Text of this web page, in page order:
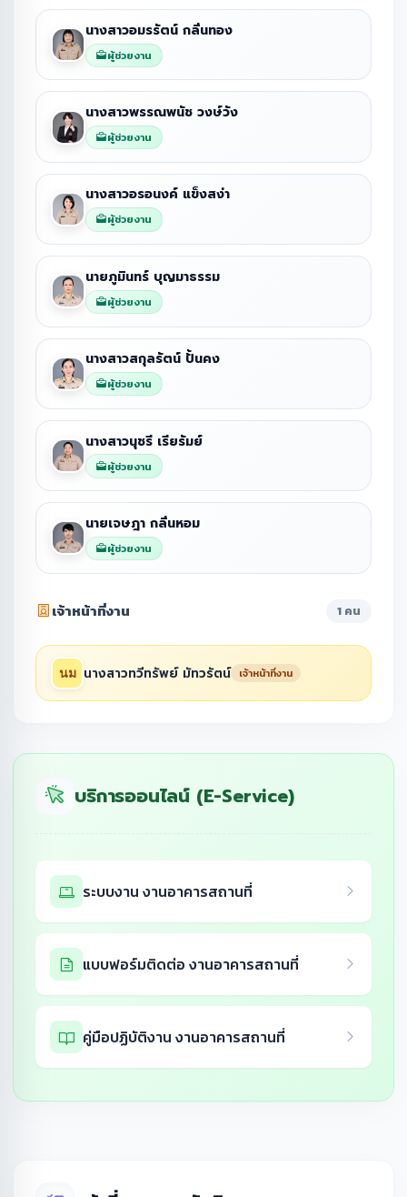
นางสาวอมรรัตน์ กลิ่นทอง
ผู้ช่วยงาน
นางสาวพรรณพนัช วงษ์วัง
ผู้ช่วยงาน
นางสาวอรอนงค์ แข็งสง่า
ผู้ช่วยงาน
นายภูมินทร์ บุญมาธรรม
ผู้ช่วยงาน
นางสาวสกุลรัตน์ ปั้นคง
ผู้ช่วยงาน
นางสาวนุชรี เรียรัมย์
ผู้ช่วยงาน
นายเจษฎา กลิ่นหอม
ผู้ช่วยงาน
เจ้าหน้าที่งาน 1 คน
นางสาวทวีทรัพย์ มัทวรัตน์ เจ้าหน้าที่งาน
บริการออนไลน์ (E-Service)
ระบบงาน งานอาคารสถานที่
แบบฟอร์มติดต่อ งานอาคารสถานที่
คู่มือปฏิบัติงาน งานอาคารสถานที่